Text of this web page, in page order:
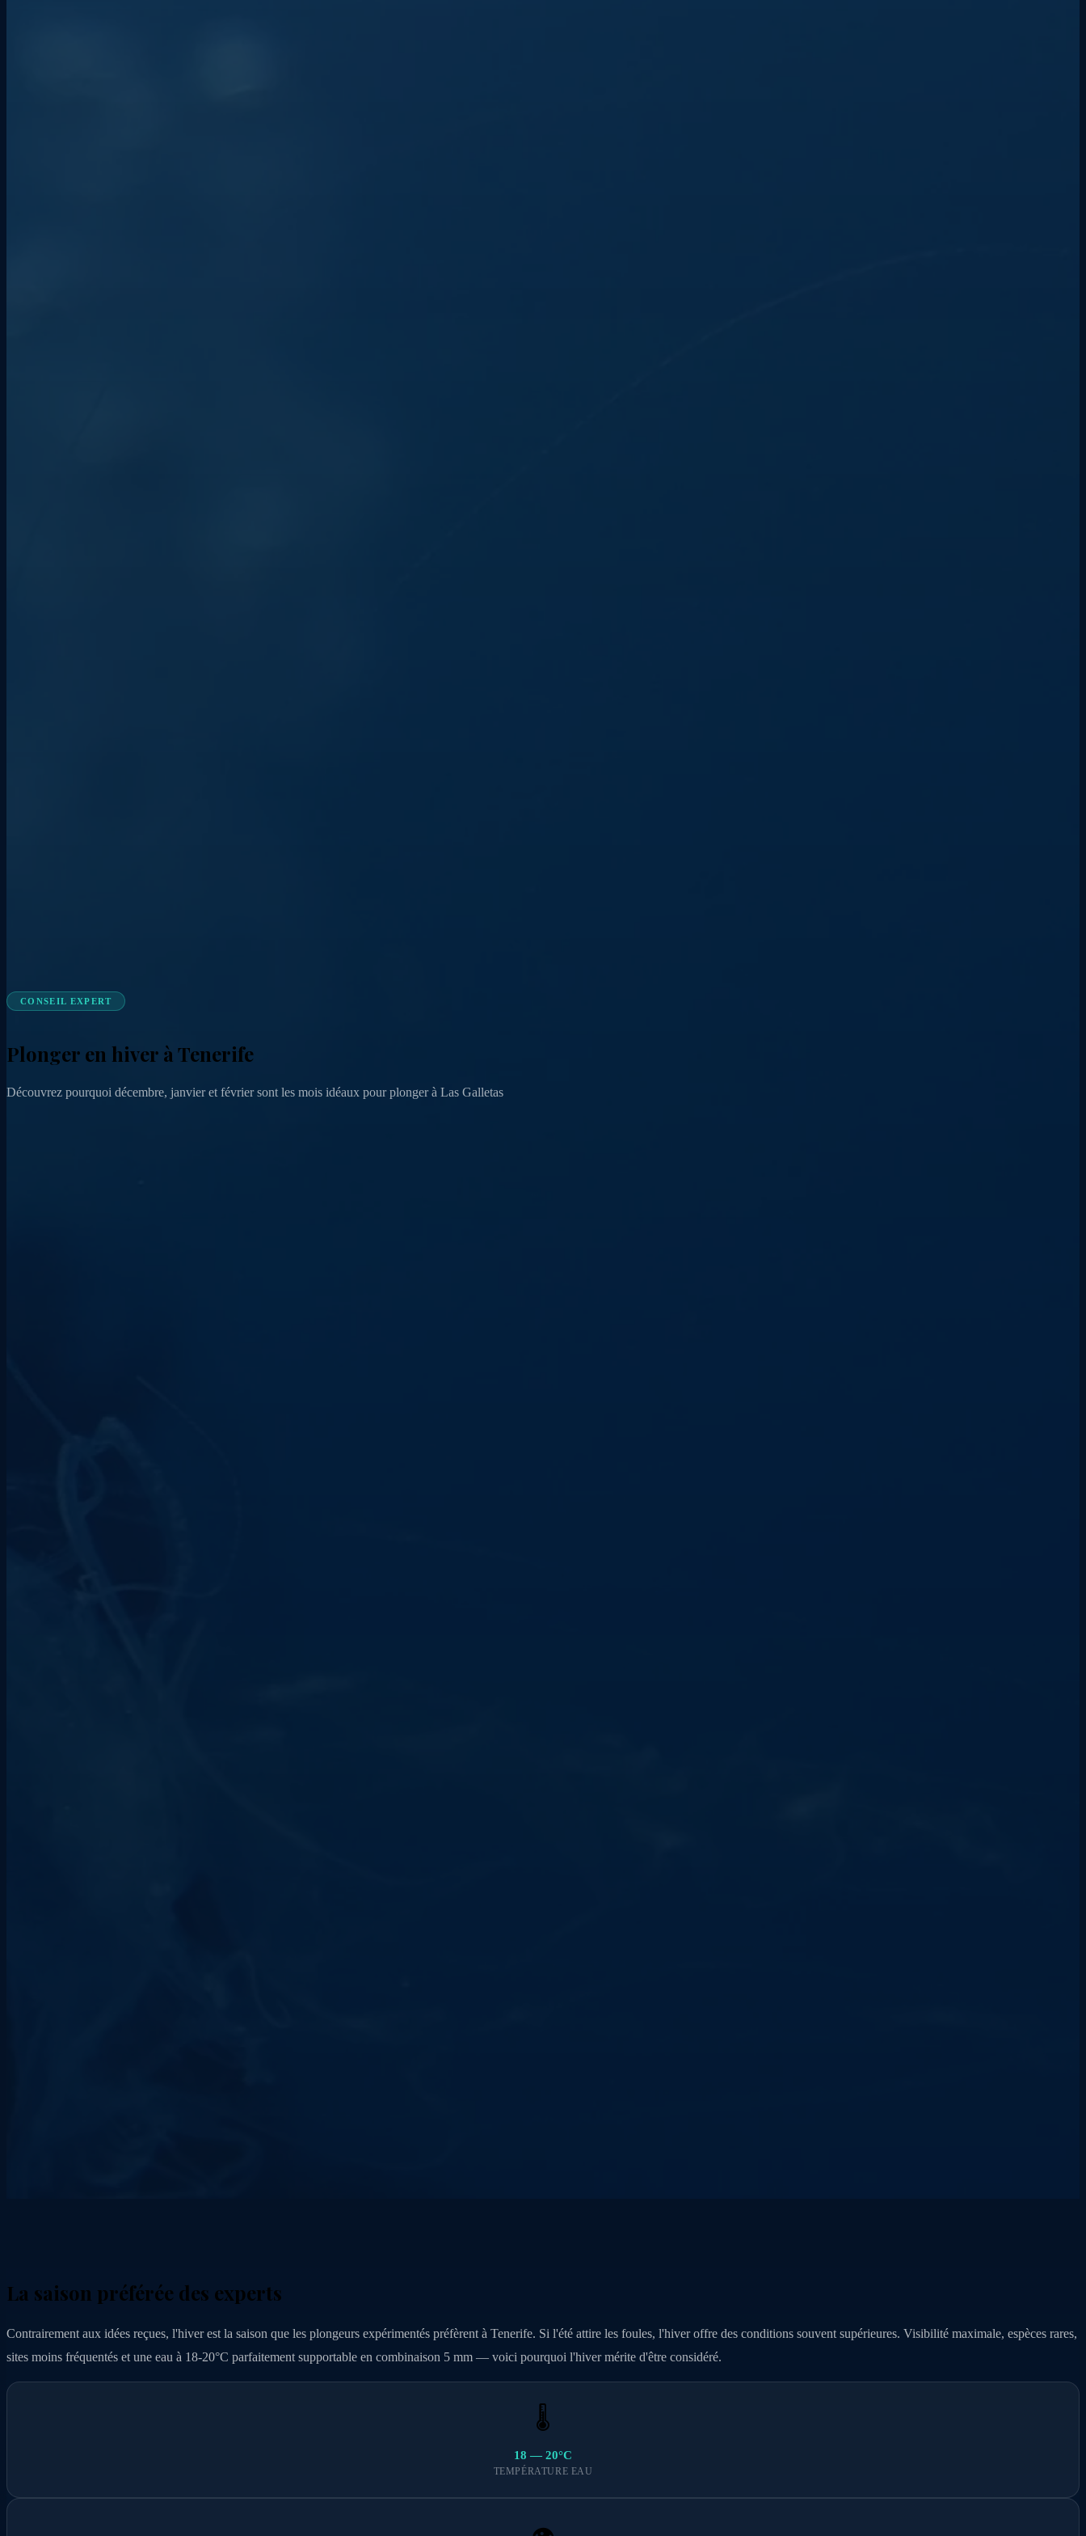
CONSEIL EXPERT
Plonger en hiver à Tenerife
Découvrez pourquoi décembre, janvier et février sont les mois idéaux pour plonger à Las Galletas
La saison préférée des experts
Contrairement aux idées reçues, l'hiver est la saison que les plongeurs expérimentés préfèrent à Tenerife. Si l'été attire les foules, l'hiver offre des conditions souvent supérieures. Visibilité maximale, espèces rares,
sites moins fréquentés et une eau à 18-20°C parfaitement supportable en combinaison 5 mm — voici pourquoi l'hiver mérite d'être considéré.
🌡️
18 — 20°C
TEMPÉRATURE EAU